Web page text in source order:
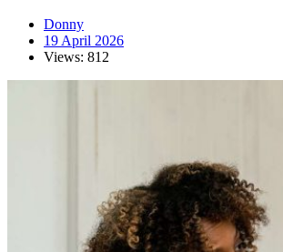
Donny
19 April 2026
Views: 812